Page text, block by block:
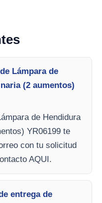
Lámpara de
(2 aumentos)
de Hendidura
YR06199 te
con tu solicitud
AQUI.
entrega de